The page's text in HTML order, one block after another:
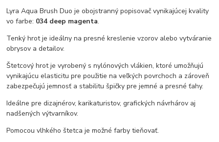
Lyra Aqua Brush Duo je obojstranný popisovač vynikajúcej kvality
vo farbe: 034 deep magenta.
Tenký hrot je ideálny na presné kreslenie vzorov alebo vytváranie
obrysov a detailov.
Štetcový hrot je vyrobený s nylónových vlákien, ktoré umožňujú
vynikajúcu elasticitu pre použitie na veľkých povrchoch a zároveň
zabezpečujú jemnosť a stabilitu špičky pre jemné a presné ťahy.
Ideálne pre dizajnérov, karikaturistov, grafických návrhárov aj
nadšených výtvarníkov.
Pomocou vlhkého štetca je možné farby tieňovať.